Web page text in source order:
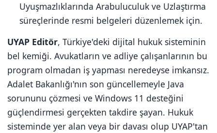
Uyuşmazlıklarında Arabuluculuk ve Uzlaştırma
süreçlerinde resmi belgeleri düzenlemek için.
UYAP Editör, Türkiye'deki dijital hukuk sisteminin
bel kemiği. Avukatların ve adliye çalışanlarının bu
program olmadan iş yapması neredeyse imkansız.
Adalet Bakanlığı'nın son güncellemeyle Java
sorununu çözmesi ve Windows 11 desteğini
güçlendirmesi gerçekten takdire şayan. Hukuk
sisteminde yer alan veya bir davası olup UYAP'tan